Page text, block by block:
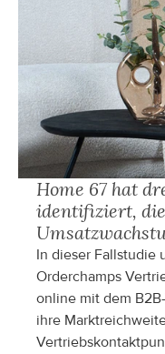
Home 67 hat
identifiziert,
In dieser Fallstudie
Orderchamps
online mit dem
ihre